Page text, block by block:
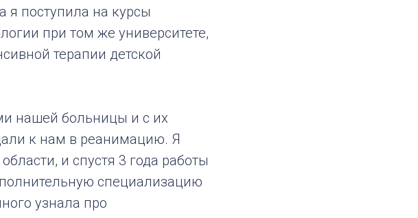
я поступила на курсы
при том же университете,
терапии детской
нашей больницы и с их
к нам в реанимацию. Я
и спустя 3 года работы
специализацию
узнала про